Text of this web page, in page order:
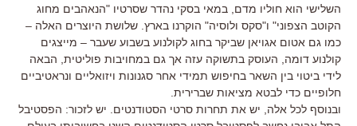
השלישי הוא חוליו מדם, במאי בסקי נהדר שסרטיו "הנאהבים מחוג
הקוטב הצפוני" ו"סקס ולוסיה" הוקרנו בארץ. שלושת היוצרים האלה –
כמו גם אטום אגויאן שביקר בחוג לקולנוע בשבוע שעבר – מייצגים
קולנוע דומה, העוסק בתשוקה עזה אך גם במחויבות פוליטית, הבאה
לידי ביטוי בין השאר בחיפוש תמידי אחר סגנונות ויזואליים ונראטיביים
חלופיים כדי לבטא מציאות שברירית.
ובנוסף לכל אלה, יש את תחרות סרטי הסטודנטים. יש לזכור: הפסטיבל